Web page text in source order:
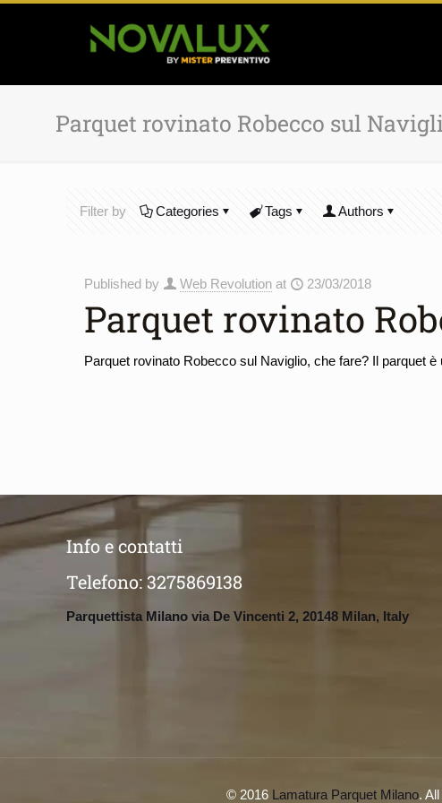
Parquet rovinato Robecco sul
Filter by Categories Tags Authors
Published by Web Revolution at 23/03/2018
Parquet rovinato
Parquet rovinato Robecco sul Naviglio, che fare? Il parquet
Info e contatti
Telefono:3275869138
Parquettista Milano via De Vincenti 2, 20148 Milan, Italy
© 2016 Lamatura Parquet Milano.